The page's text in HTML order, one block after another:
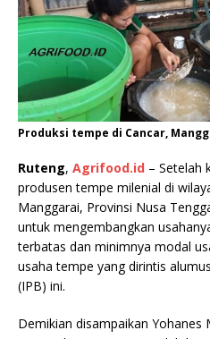
Produksi tempe di Cancar,
Ruteng, Agrifood.id – Setelah
produsen tempe milenial di
Manggarai, Provinsi Nusa
untuk mengembangkan
terbatas dan minimnya modal
usaha tempe yang dirintis
(IPB) ini.
Demikian disampaikan